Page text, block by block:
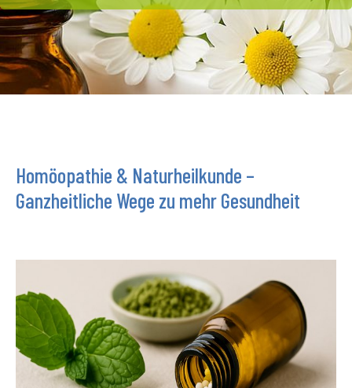
Homöopathie & Naturheilkunde –
Ganzheitliche Wege zu mehr Gesundheit